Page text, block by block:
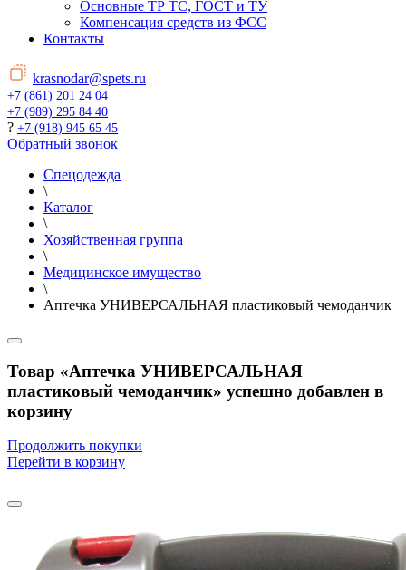
Основные ТР ТС, ГОСТ и ТУ
Компенсация средств из ФСС
Контакты
krasnodar@spets.ru
+7 (861) 201 24 04
+7 (989) 295 84 40
? +7 (918) 945 65 45
Обратный звонок
Спецодежда
\
Каталог
\
Хозяйственная группа
\
Медицинское имущество
\
Аптечка УНИВЕРСАЛЬНАЯ пластиковый чемоданчик
Товар «Аптечка УНИВЕРСАЛЬНАЯ
пластиковый чемоданчик» успешно добавлен в
корзину
Продолжить покупки
Перейти в корзину